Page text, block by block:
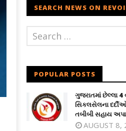
SEARCH NEWS ON REVOI
POPULAR POSTS
ગુજરાતમાં છેલ્લા 4
સિકલસેલના
તબીબી સહાય
AUGUST 8,